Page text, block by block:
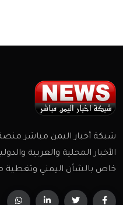
شبكة أخبار اليمن مباشر
الأخبار المحلية والعربية
خاص بالشأن اليمني وتغطية